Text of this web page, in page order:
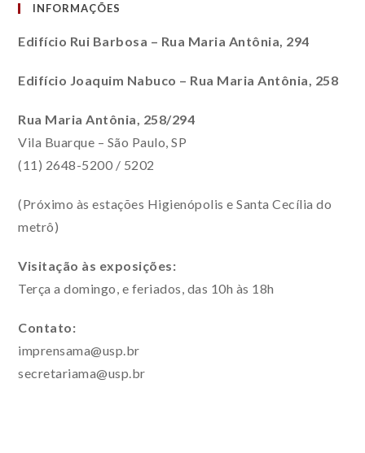
INFORMAÇÕES
Edifício Rui Barbosa – Rua Maria Antônia, 294
Edifício Joaquim Nabuco – Rua Maria Antônia, 258
Rua Maria Antônia, 258/294
Vila Buarque – São Paulo, SP
(11) 2648-5200 / 5202
(Próximo às estações Higienópolis e Santa Cecília do
metrô)
Visitação às exposições:
Terça a domingo, e feriados, das 10h às 18h
Contato:
imprensama@usp.br
secretariama@usp.br